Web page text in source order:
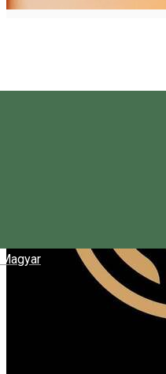
Magyar